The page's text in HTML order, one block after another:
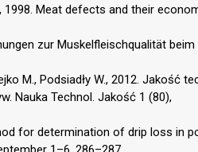
1998. Meat defects and their
zur Muskelfleischqualität beim
M., Podsiadły W., 2012. Jakość
Nauka Technol. Jakość 1 (80),
for determination of drip loss in